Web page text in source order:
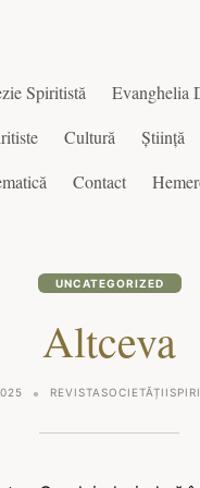
Spiritistă Evanghelia
Cultură Știință
Contact
UNCATEGORIZED
Altceva